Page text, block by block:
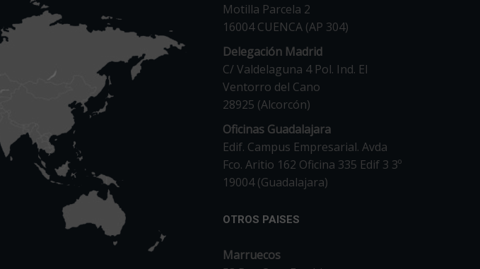
Motilla Parcela 2
16004 CUENCA (AP 304)
Delegación Madrid
C/ Valdelaguna 4 Pol. Ind. El
Ventorro del Cano
28925 (Alcorcón)
Oficinas Guadalajara
Edif. Campus Empresarial. Avda
Fco. Aritio 162 Oficina 335 Edif 3 3º
19004 (Guadalajara)
OTROS PAISES
Marruecos